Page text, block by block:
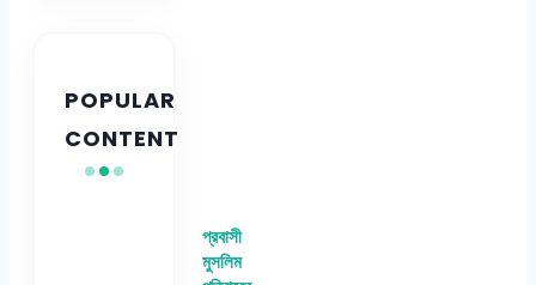
POPULAR
CONTENT
প্রবাসী
মুসলিম